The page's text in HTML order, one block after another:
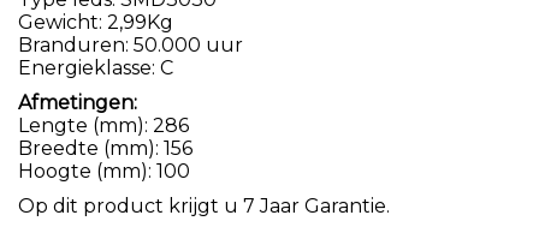
Gewicht: 2,99Kg
Branduren: 50.000 uur
Energieklasse: C
Afmetingen:
Lengte (mm): 286
Breedte (mm): 156
Hoogte (mm): 100
Op dit product krijgt u 7 Jaar Garantie.